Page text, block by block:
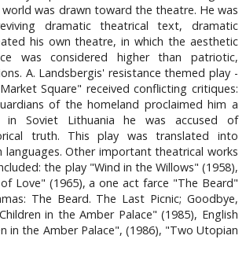
was drawn toward the theatre. He was
dramatic theatrical text, dramatic
his own theatre, in which the aesthetic
was considered higher than patriotic,
A. Landsbergis' resistance themed play -
Square" received conflicting critiques:
of the homeland proclaimed him a
in Soviet Lithuania he was accused of
truth. This play was translated into
languages. Other important theatrical works
the play "Wind in the Willows" (1958),
Love" (1965), a one act farce "The Beard"
The Beard. The Last Picnic; Goodbye,
in the Amber Palace" (1985), English
in the Amber Palace", (1986), "Two Utopian